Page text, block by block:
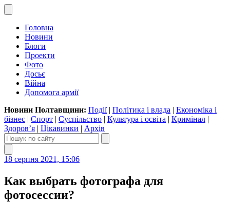
Головна
Новини
Блоги
Проекти
Фото
Досьє
Війна
Допомога армії
Новини Полтавщини: Події| Політика і влада | Економіка і
бізнес | Спорт | Суспільство | Культура і освіта | Кримінал |
Здоров’я | Цікавинки | Архів
18 серпня 2021, 15:06
Как выбрать фотографа для
фотосессии?